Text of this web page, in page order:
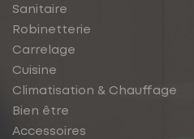
Sanitaire
Robinetterie
Carrelage
Cuisine
Climatisation & Chauffage
Bien être
Accessoires